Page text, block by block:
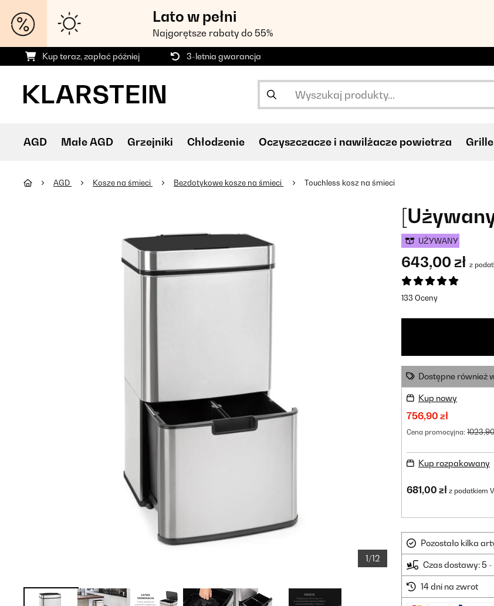
Lato w pełni
Najgorętsze rabaty do 55%
Kup teraz, zapłać później 3-letnia gwarancja
AGD Małe AGD Grzejniki Chłodzenie Oczyszczacze i nawilżacze powietrza Grille
AGD Kosze na śmieci Bezdotykowe kosze na śmieci Touchless kosz na śmieci
1/12
UŻYWANY
643,00 zł z
133 Oceny
Dostępne również
Kup nowy
756,90 zł
Cena promocyjna:
Kup rozpakowany
681,00 zł z podatkiem
Pozostało kilka
Czas dostawy: 5
14 dni na zwrot